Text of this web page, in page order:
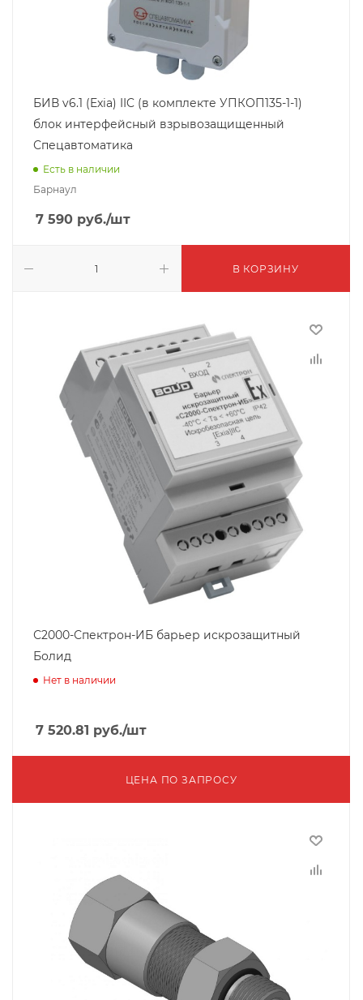
БИВ v6.1 (Exia) IIC (в комплекте УПКОП135-1-1)
блок интерфейсный взрывозащищенный
Спецавтоматика
Есть в наличии
Барнаул
7 590 руб./шт
В КОРЗИНУ
С2000-Спектрон-ИБ барьер искрозащитный
Болид
Нет в наличии
7 520.81 руб./шт
ЦЕНА ПО ЗАПРОСУ